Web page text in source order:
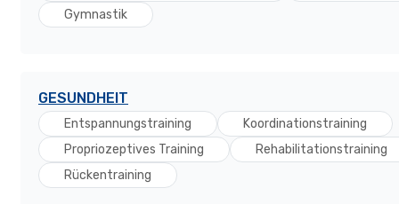
Gymnastik
GESUNDHEIT
Entspannungstraining
Koordinationstraining
Propriozeptives Training
Rehabilitationstraining
Rückentraining